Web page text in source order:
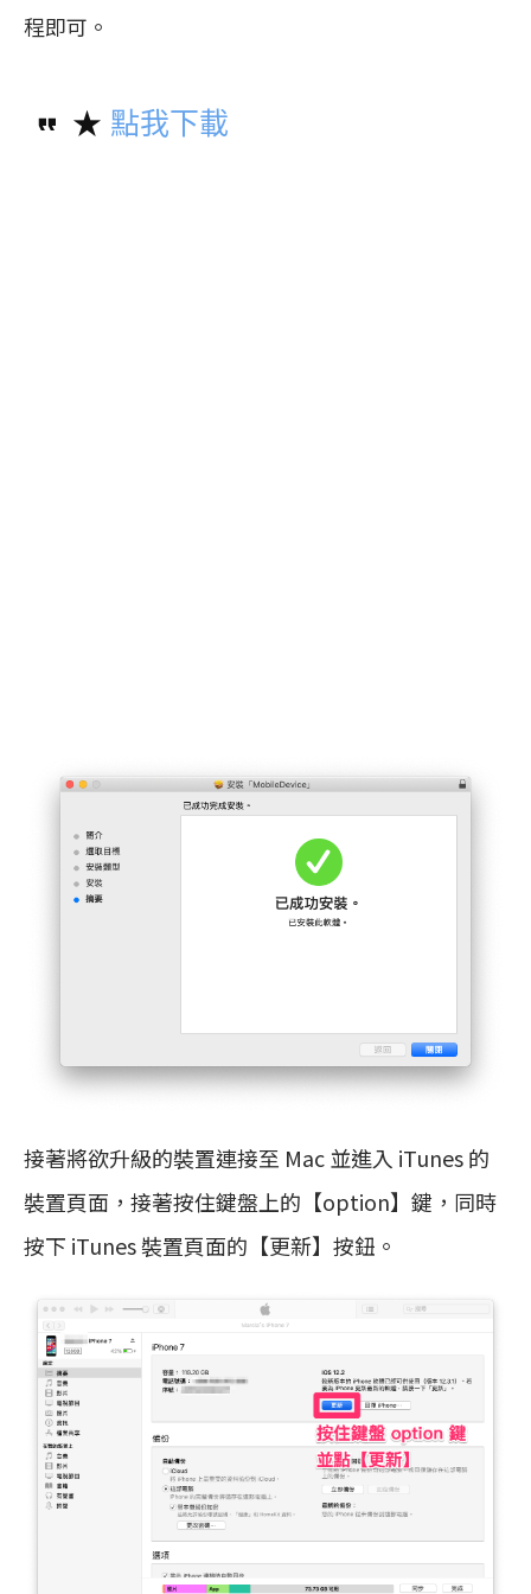
程即可。
★ 點我下載
接著將欲升級的裝置連接至 Mac 並進入 iTunes 的
裝置頁面，接著按住鍵盤上的【option】鍵，同時
按下 iTunes 裝置頁面的【更新】按鈕。